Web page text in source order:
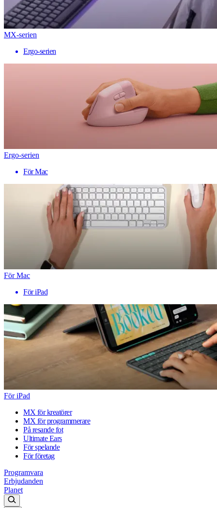
MX-serien
Ergo-serien
Ergo-serien
För Mac
För Mac
För iPad
För iPad
MX för kreatörer
MX för programmerare
På resande fot
Ultimate Ears
För spelande
För företag
Programvara
Erbjudanden
Planet